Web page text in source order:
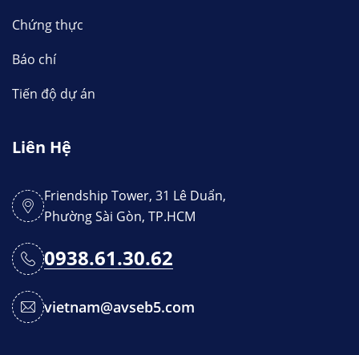
Chứng thực
Báo chí
Tiến độ dự án
Liên Hệ
Friendship Tower, 31 Lê Duẩn,
Phường Sài Gòn, TP.HCM
0938.61.30.62
vietnam@avseb5.com